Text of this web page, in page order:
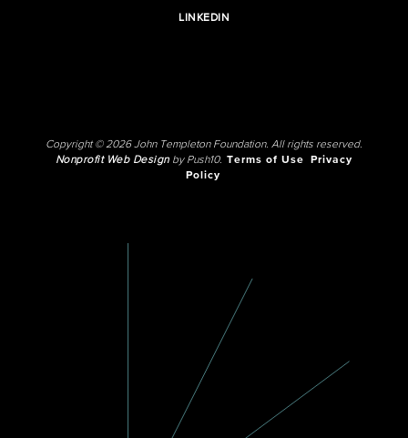
LINKEDIN
Copyright © 2026 John Templeton Foundation. All rights reserved.
Nonprofit Web Designby Push10. Terms of Use
Privacy
Policy